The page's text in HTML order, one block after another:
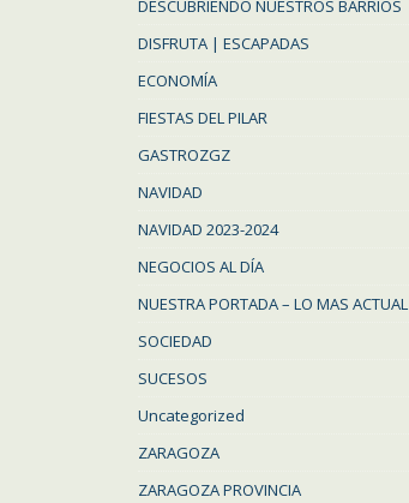
DESCUBRIENDO NUESTROS BARRIOS
DISFRUTA | ESCAPADAS
ECONOMÍA
FIESTAS DEL PILAR
GASTROZGZ
NAVIDAD
NAVIDAD 2023-2024
NEGOCIOS AL DÍA
NUESTRA PORTADA – LO MAS ACTUAL
SOCIEDAD
SUCESOS
Uncategorized
ZARAGOZA
ZARAGOZA PROVINCIA